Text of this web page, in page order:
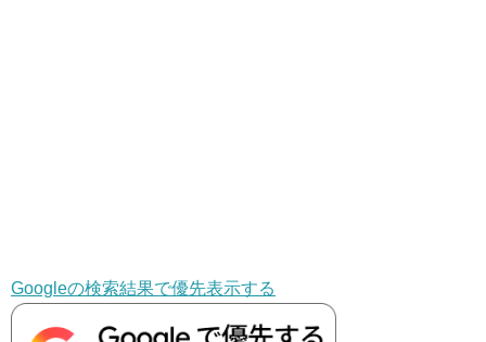
Googleの検索結果で優先表示する